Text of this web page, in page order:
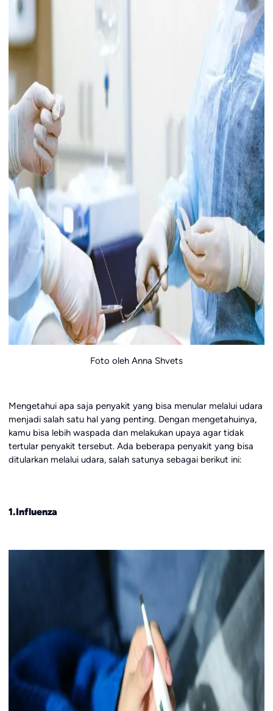
Foto oleh Anna Shvets
Mengetahui apa saja penyakit yang bisa menular melalui udara
menjadi salah satu hal yang penting. Dengan mengetahuinya,
kamu bisa lebih waspada dan melakukan upaya agar tidak
tertular penyakit tersebut. Ada beberapa penyakit yang bisa
ditularkan melalui udara, salah satunya sebagai berikut ini:
1.Influenza